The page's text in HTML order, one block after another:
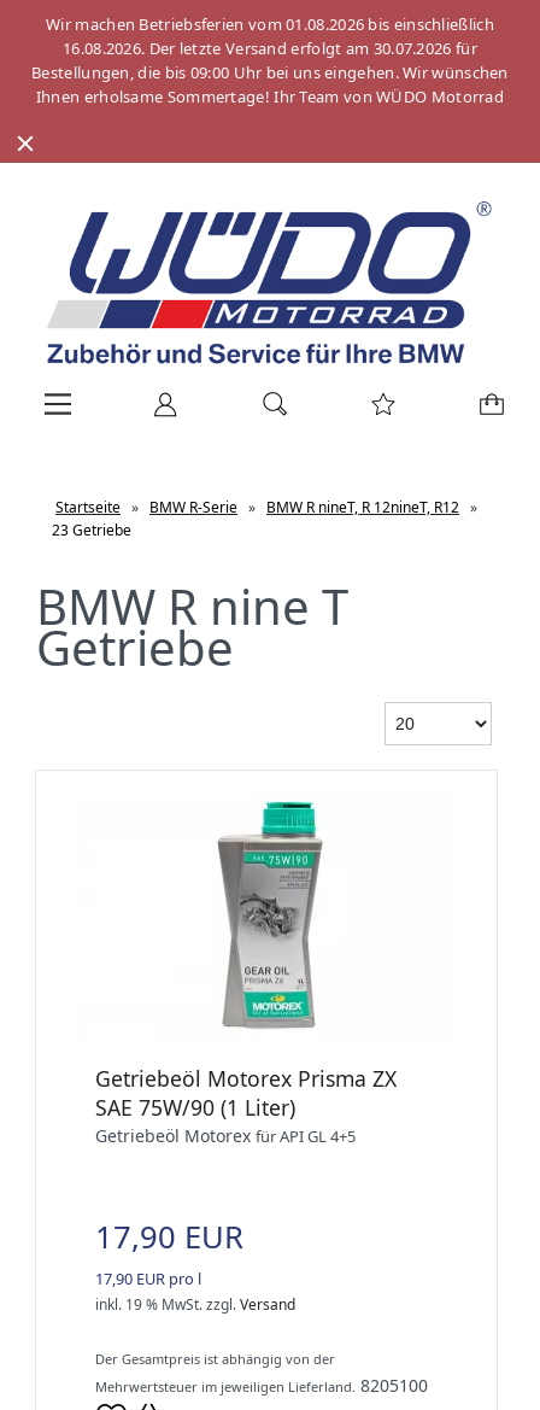
Wir machen Betriebsferien vom 01.08.2026 bis einschließlich
16.08.2026. Der letzte Versand erfolgt am 30.07.2026 für
Bestellungen, die bis 09:00 Uhr bei uns eingehen. Wir wünschen
Ihnen erholsame Sommertage! Ihr Team von WÜDO Motorrad
Startseite » BMW R-Serie » BMW R nineT, R 12nineT, R12 »
23 Getriebe
BMW R nine T
Getriebe
Getriebeöl Motorex Prisma ZX
SAE 75W/90 (1 Liter)
Getriebeöl Motorex für API GL 4+5
17,90 EUR
17,90 EUR pro l
inkl. 19 % MwSt.zzgl.Versand
Der Gesamtpreis ist abhängig von der
Mehrwertsteuer im jeweiligen Lieferland. 8205100